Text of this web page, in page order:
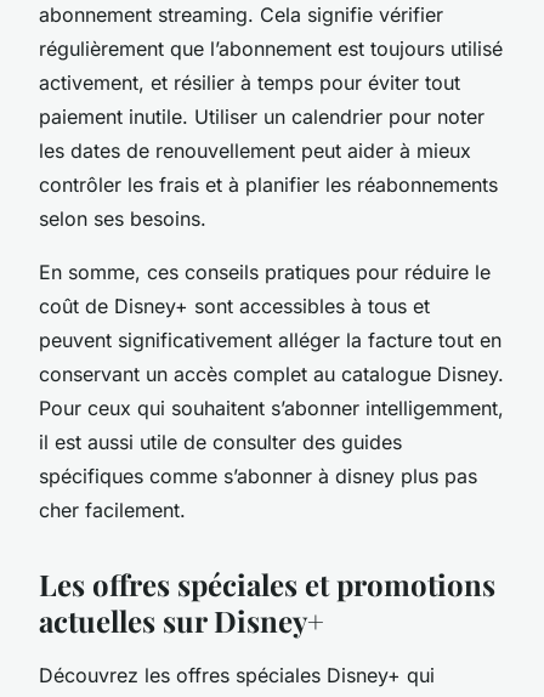
abonnement streaming. Cela signifie vérifier
régulièrement que l’abonnement est toujours utilisé
activement, et résilier à temps pour éviter tout
paiement inutile. Utiliser un calendrier pour noter
les dates de renouvellement peut aider à mieux
contrôler les frais et à planifier les réabonnements
selon ses besoins.
En somme, ces conseils pratiques pour réduire le
coût de Disney+ sont accessibles à tous et
peuvent significativement alléger la facture tout en
conservant un accès complet au catalogue Disney.
Pour ceux qui souhaitent s’abonner intelligemment,
il est aussi utile de consulter des guides
spécifiques comme s’abonner à disney plus pas
cher facilement.
Les offres spéciales et promotions
actuelles sur Disney+
Découvrez les offres spéciales Disney+ qui